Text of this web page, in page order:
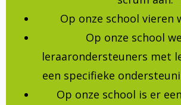
Op onze school vieren
Op onze school
leraarondersteuners met
een specifieke
Op onze school is er